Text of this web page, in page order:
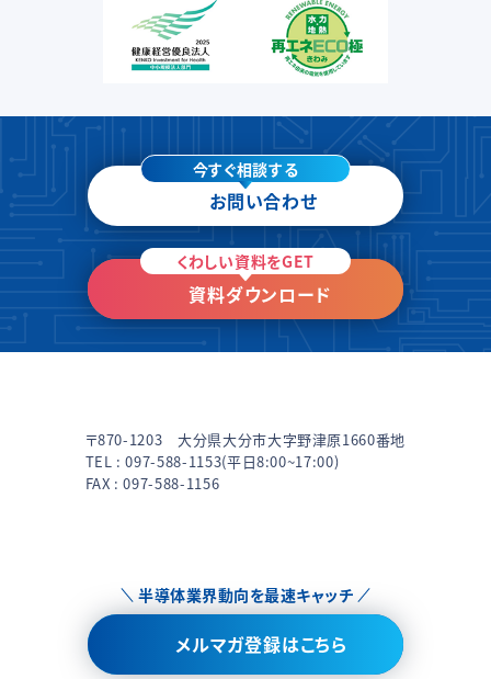
今すぐ相談する
お問い合わせ
くわしい資料をGET
資料ダウンロード
〒870-1203 大分県大分市大字野津原1660番地
TEL :097-588-1153(平日8:00~17:00)
FAX : 097-588-1156
半導体業界動向を最速キャッチ
メルマガ登録はこちら